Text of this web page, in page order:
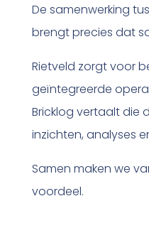
De samenwerking
brengt precies dat
Rietveld zorgt voor
geïntegreerde
Bricklog vertaalt die
inzichten, analyses
Samen maken we
voordeel.